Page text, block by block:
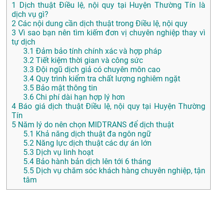
1
Dịch thuật Điều lệ, nội quy tại Huyện Thường Tín là
dịch vụ gì?
2 Các nội dung cần dịch thuật trong Điều lệ, nội quy
3 Vì sao bạn nên tìm kiếm đơn vị chuyên nghiệp thay vì
tự dịch
3.1 Đảm bảo tính chính xác và hợp pháp
3.2 Tiết kiệm thời gian và công sức
3.3 Đội ngũ dịch giả có chuyên môn cao
3.4 Quy trình kiểm tra chất lượng nghiêm ngặt
3.5 Bảo mật thông tin
3.6 Chi phí dài hạn hợp lý hơn
4 Báo giá dịch thuật Điều lệ, nội quy tại Huyện Thường
Tín
5 Năm lý do nên chọn MIDTRANS để dịch thuật
5.1 Khả năng dịch thuật đa ngôn ngữ
5.2 Năng lực dịch thuật các dự án lớn
5.3 Dịch vụ linh hoạt
5.4 Bảo hành bản dịch lên tới 6 tháng
5.5 Dịch vụ chăm sóc khách hàng chuyên nghiệp, tận
tâm